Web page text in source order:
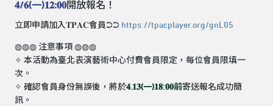
𝟒/𝟔(一)𝟏𝟐:𝟎𝟎開放報名！
立即申請加入𝐓𝐏𝐀𝐂會員➲➲ https://tpacplayer.org/gnL05
◍◍◍ 注意事項 ◍◍◍
✧ 本活動為臺北表演藝術中心付費會員限定，每位會員限填一
次。
✧ 確認會員身份無誤後，將於𝟒.𝟏𝟑(一)𝟏𝟖:𝟎𝟎前寄送報名成功簡
訊。